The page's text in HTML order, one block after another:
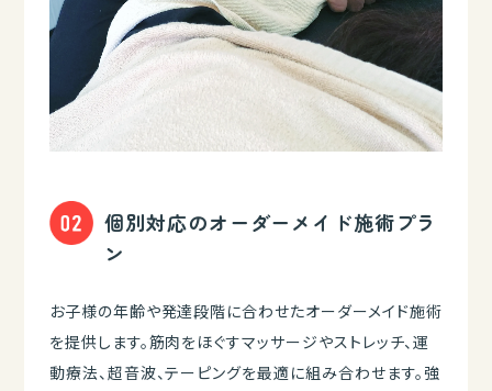
個別対応のオーダーメイド施術プラ
ン
お子様の年齢や発達段階に合わせたオーダーメイド施術
を提供します。筋肉をほぐすマッサージやストレッチ、運
動療法、超音波、テーピングを最適に組み合わせます。強